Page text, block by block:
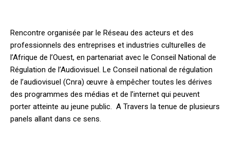
Rencontre organisée par le Réseau des acteurs et des
professionnels des entreprises et industries culturelles de
l’Afrique de l’Ouest, en partenariat avec le Conseil National de
Régulation de l’Audiovisuel. Le Conseil national de régulation
de l’audiovisuel (Cnra) œuvre à empêcher toutes les dérives
des programmes des médias et de l’internet qui peuvent
porter atteinte au jeune public. A Travers la tenue de plusieurs
panels allant dans ce sens.